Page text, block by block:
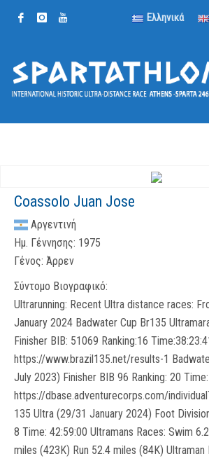
Ελληνικά
Coassolo Juan Jose
Αργεντινή
Ημ. Γέννησης: 1975
Γένος: Άρρεν
Σύντομο Βιογραφικό:
Ultrarunning: Recent Ultra distance races:
January 2024 Badwater Cup Br135
Finisher BIB: 51069 Ranking:16
https://www.brazil135.net/results-1
July 2023) Finisher BIB 96 Ranking: 20
https://dbase.adventurecorps.com/
135 Ultra (29/31 January 2024) Foot
8 Time: 42:59:00 Ultramans Races: Swim
miles (423K) Run 52.4 miles (84K) Ultraman